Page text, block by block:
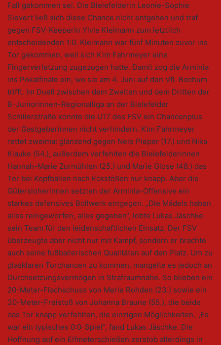
Fall gekommen sei. Die Bielefelderin Leonie-Sophie
Sievert ließ sich diese Chance nicht entgehen und traf
gegen FSV-Keeperin Ylvie Kleimann zum letztlich
entscheidenden 1:0. Kleimann war fünf Minuten zuvor ins
Tor gekommen, weil sich Kim Fahrmeyer eine
Fingerverletzung zugezogen hatte. Damit zog die Arminia
ins Pokalfinale ein, wo sie am 4. Juni auf den VfL Bochum
trifft. Im Duell zwischen dem Zweiten und dem Dritten der
B-Juniorinnen-Regionalliga an der Bielefelder
Schillerstraße konnte die U17 des FSV ein Chancenplus
der Gastgeberinnen nicht verhindern. Kim Fahrmeyer
rettet zweimal glänzend gegen Nele Pieper (17.) und Nika
Klauke (54.), außerdem verfehlten die Bielefelderinnen
Hannah-Marie Zurmühlen (25.) und Marie Glose (48.) das
Tor bei Kopfbällen nach Eckstößen nur knapp. Aber die
Gütersloherinnen setzten der Arminia-Offensive ein
starkes defensives Bollwerk entgegen. „Die Mädels haben
alles reingeworfen, alles gegeben“, lobte Lukas Jäschke
sein Team für den leidenschaftlichen Einsatz. Der FSV
überzeugte aber nicht nur mit Kampf, sondern er brachte
auch seine fußballerischen Qualitäten auf den Platz. Um zu
glasklaren Torchancen zu kommen, mangelte es jedoch an
Durchsetzungsvermögen in Strafraumnähe. So blieben ein
20-Meter-Flachschuss von Merle Rohden (23.) sowie ein
30-Meter-Freistoß von Johanna Braune (55.), die beide
das Tor knapp verfehlten, die einzigen Möglichkeiten. „Es
war ein typisches 0:0-Spiel“, fand Lukas Jäschke. Die
Hoffnung auf ein Elfmeterschießen zerstob allerdings in